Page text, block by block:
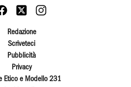
Redazione
Scriveteci
Pubblicità
Privacy
Etico e Modello 231